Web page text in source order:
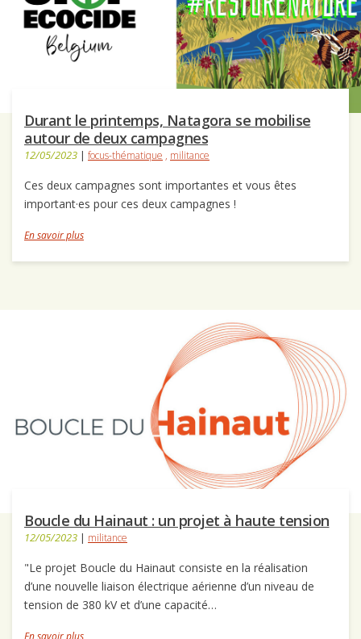
Durant le printemps, Natagora se mobilise
autour de deux campagnes
12/05/2023 | focus-thématique , militance
Ces deux campagnes sont importantes et vous êtes
important·es pour ces deux campagnes !
En savoir plus
Boucle du Hainaut : un projet à haute tension
12/05/2023 | militance
"Le projet Boucle du Hainaut consiste en la réalisation
d’une nouvelle liaison électrique aérienne d’un niveau de
tension de 380 kV et d’une capacité…
En savoir plus